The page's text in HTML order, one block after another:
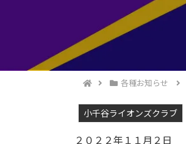
各種お知らせ
小千谷ライオンズクラブ
２０２２年１１月２日